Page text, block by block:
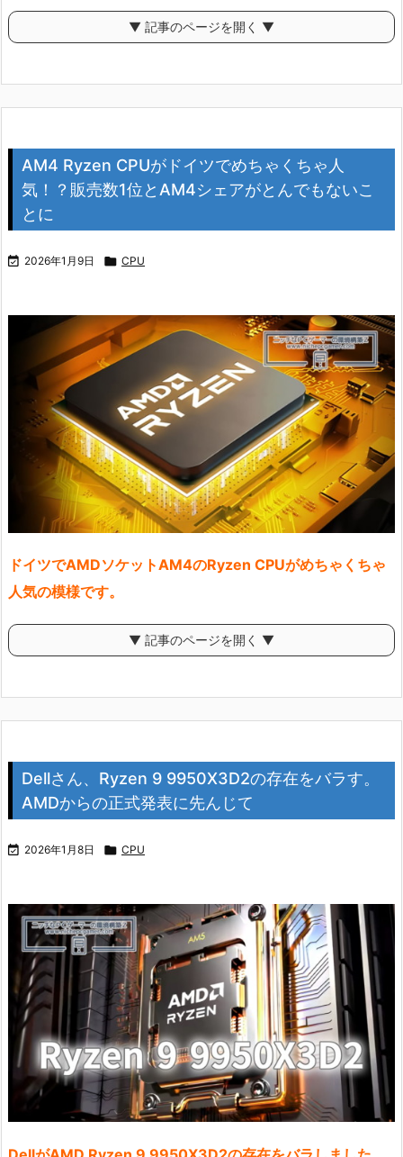
▼ 記事のページを開く ▼
AM4 Ryzen CPUがドイツでめちゃくちゃ人
気！？販売数1位とAM4シェアがとんでもないこ
とに
 2026年1月9日  CPU
ドイツでAMDソケットAM4のRyzen CPUがめちゃくちゃ
人気の模様です。
▼ 記事のページを開く ▼
Dellさん、Ryzen 9 9950X3D2の存在をバラす。
AMDからの正式発表に先んじて
 2026年1月8日  CPU